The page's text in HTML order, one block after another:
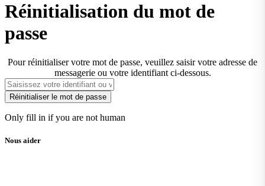
Réinitialisation du mot de
passe
Pour réinitialiser votre mot de passe, veuillez saisir votre adresse de
messagerie ou votre identifiant ci-dessous.
Only fill in if you are not human
Nous aider